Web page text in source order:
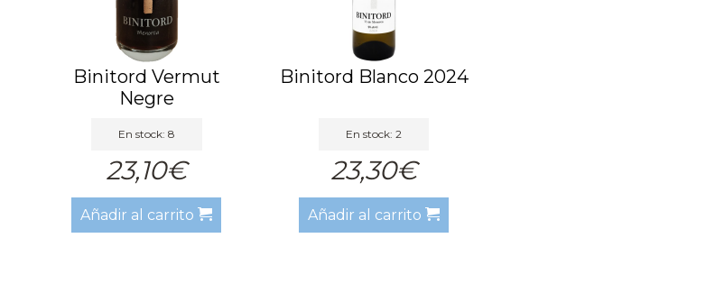
Binitord Vermut
Negre
En stock: 8
23,10€
Añadir al carrito
Binitord Blanco 2024
En stock: 2
23,30€
Añadir al carrito